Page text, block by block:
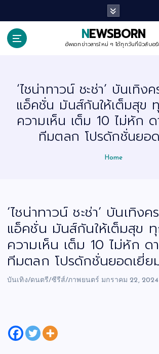
i
NEWSBORN
อัพเดทข่าวสารใหม่ ๆ ได้ทุกวันที่นิวส์บอ
‘ไชน่าทาวน์ ชะช่า’ บันเทิ
แอ็คชั่น มันส์กันให้เต็มสุข
ความเห็น เต็ม 10 ไม่หัก
ทีมตลก โปรดักชั่นยอ
Home
‘ไชน่าทาวน์ ชะช่า’ บันเทิง
แอ็คชั่น มันส์กันให้เต็มสุข
ความเห็น เต็ม 10 ไม่หัก ด
ทีมตลก โปรดักชั่นยอดเยี่ย
บันเทิง/ดนตรี/ซีรีส์/ภาพยนตร์ มกราคม 22, 2024